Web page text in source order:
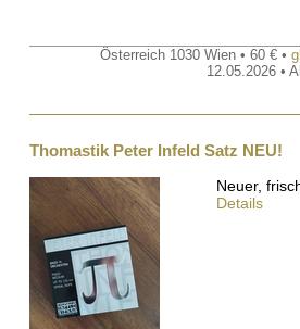
Österreich 1030 Wien • 60 € •
12.05.2026 •
Thomastik Peter Infeld Satz NEU!
Neuer,
Details